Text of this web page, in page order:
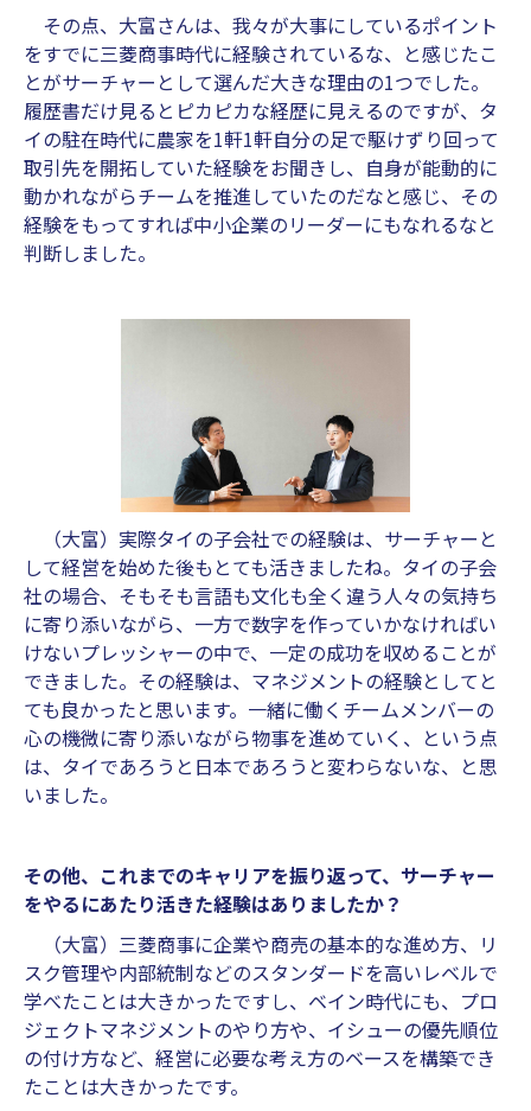
その点、大富さんは、我々が大事にしているポイント
をすでに三菱商事時代に経験されているな、と感じたこ
とがサーチャーとして選んだ大きな理由の1つでした。
履歴書だけ見るとピカピカな経歴に見えるのですが、タ
イの駐在時代に農家を1軒1軒自分の足で駆けずり回って
取引先を開拓していた経験をお聞きし、自身が能動的に
動かれながらチームを推進していたのだなと感じ、その
経験をもってすれば中小企業のリーダーにもなれるなと
判断しました。
（大富）実際タイの子会社での経験は、サーチャーと
して経営を始めた後もとても活きましたね。タイの子会
社の場合、そもそも言語も文化も全く違う人々の気持ち
に寄り添いながら、一方で数字を作っていかなければい
けないプレッシャーの中で、一定の成功を収めることが
できました。その経験は、マネジメントの経験としてと
ても良かったと思います。一緒に働くチームメンバーの
心の機微に寄り添いながら物事を進めていく、という点
は、タイであろうと日本であろうと変わらないな、と思
いました。
その他、これまでのキャリアを振り返って、サーチャー
をやるにあたり活きた経験はありましたか？
（大富）三菱商事に企業や商売の基本的な進め方、リ
スク管理や内部統制などのスタンダードを高いレベルで
学べたことは大きかったですし、ベイン時代にも、プロ
ジェクトマネジメントのやり方や、イシューの優先順位
の付け方など、経営に必要な考え方のベースを構築でき
たことは大きかったです。